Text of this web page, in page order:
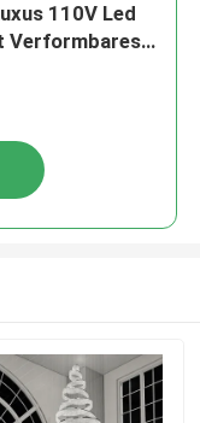
110V Led
Verformbares